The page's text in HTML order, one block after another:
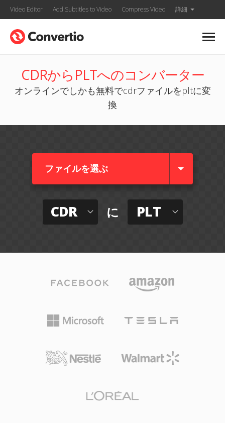
Video Editor Add Subtitles to Video Compress Video 詳細
CDRからPLTへのコンバーター
オンラインでしかも無料でcdrファイルをpltに変
換
ファイルを選ぶ
CDR に PLT